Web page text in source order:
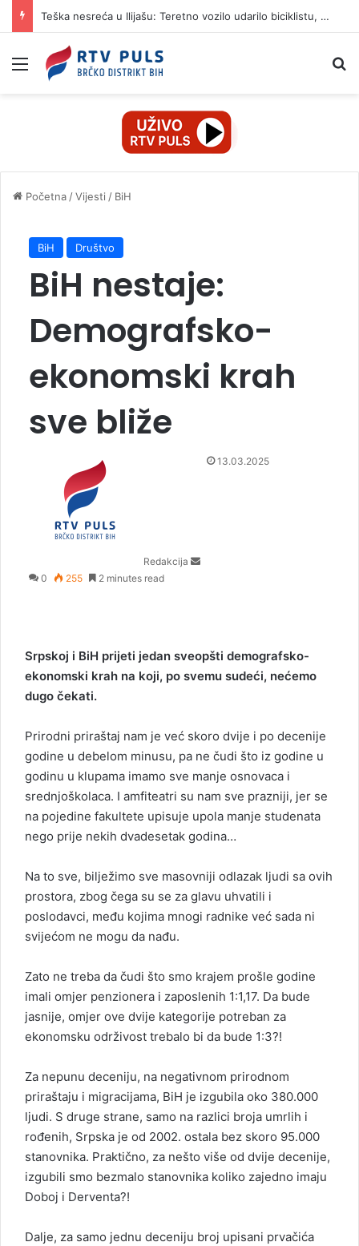
Teška nesreća u Ilijašu: Teretno vozilo udarilo biciklistu, 75-godišnjak zadržan u bolnici
Izbornik
Početna /Vijesti / BiH
BiH Društvo
BiH nestaje:
Demografsko-
ekonomski krah
sve bliže
Redakcija
13.03.2025
0 255 2 minutes read
Srpskoj i BiH prijeti jedan sveopšti demografsko-
ekonomski krah na koji, po svemu sudeći, nećemo
dugo čekati.
Prirodni priraštaj nam je već skoro dvije i po decenije
godine u debelom minusu, pa ne čudi što iz godine u
godinu u klupama imamo sve manje osnovaca i
srednjoškolaca. I amfiteatri su nam sve prazniji, jer se
na pojedine fakultete upisuje upola manje studenata
nego prije nekih dvadesetak godina…
Na to sve, bilježimo sve masovniji odlazak ljudi sa ovih
prostora, zbog čega su se za glavu uhvatili i
poslodavci, među kojima mnogi radnike već sada ni
svijećom ne mogu da nađu.
Zato ne treba da čudi što smo krajem prošle godine
imali omjer penzionera i zaposlenih 1:1,17. Da bude
jasnije, omjer ove dvije kategorije potreban za
ekonomsku održivost trebalo bi da bude 1:3?!
Za nepunu deceniju, na negativnom prirodnom
priraštaju i migracijama, BiH je izgubila oko 380.000
ljudi. S druge strane, samo na razlici broja umrlih i
rođenih, Srpska je od 2002. ostala bez skoro 95.000
stanovnika. Praktično, za nešto više od dvije decenije,
izgubili smo bezmalo stanovnika koliko zajedno imaju
Doboj i Derventa?!
Dalje, za samo jednu deceniju broj upisani prvačića